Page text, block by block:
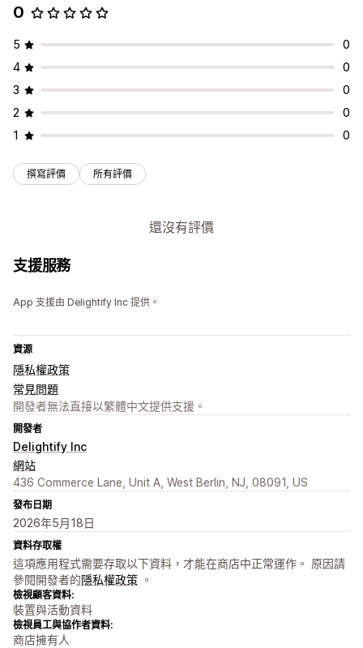
0
5
0
4
0
3
0
2
0
1
0
撰寫評價 所有評價
還沒有評價
支援服務
App 支援由 Delightify Inc 提供。
資源
隱私權政策
常見問題
開發者無法直接以繁體中文提供支援。
開發者
Delightify Inc
網站
436 Commerce Lane, Unit A, West Berlin, NJ, 08091, US
發布日期
2026年5月18日
資料存取權
這項應用程式需要存取以下資料，才能在商店中正常運作。 原因請
參閱開發者的隱私權政策 。
檢視顧客資料:
裝置與活動資料
檢視員工與協作者資料:
商店擁有人